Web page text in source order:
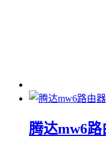
腾达mw6路